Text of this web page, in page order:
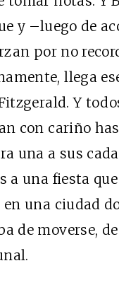
y –luego de
por no
llega
Y
con cariño
una a sus
a una fiesta
una ciudad
de moverse,